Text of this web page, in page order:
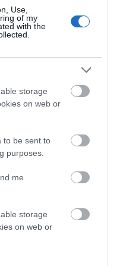
Use,
of my
with the
storage
on web or
to be sent to
purposes.
me
storage
on web or
της Άνδρου είναι
του
τον
Γιώργο Κατσαρό
– ΘΕΟΥΤΑ